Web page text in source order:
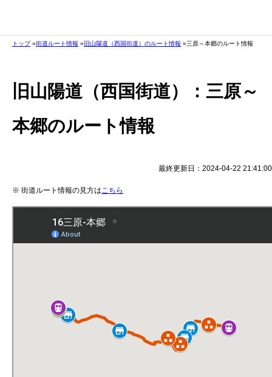
トップ 街道ルート情報 旧山陽道（西国街道）のルート情報 三原～本郷のルート情報
旧山陽道（西国街道）：三原～
本郷のルート情報
最終更新日：2024-04-22 21:41:00
※ 街道ルート情報の見方は こちら